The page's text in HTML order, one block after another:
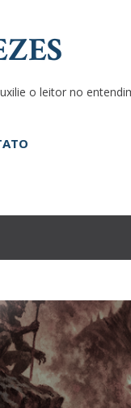
o leitor no